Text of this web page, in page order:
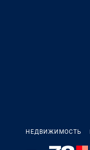
НЕДВИЖИМОСТЬ